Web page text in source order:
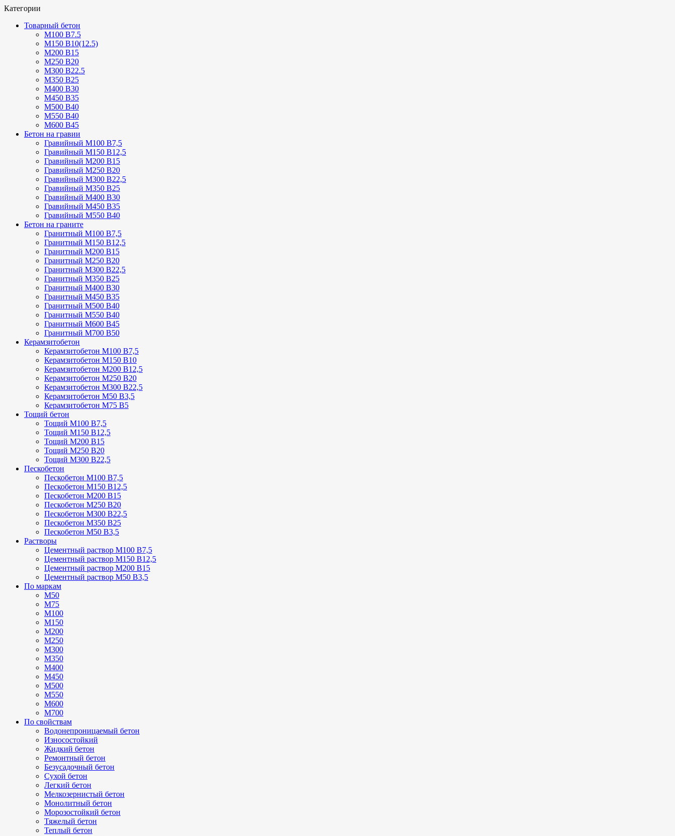
Категории
Товарный бетон
М100 В7.5
М150 В10(12.5)
М200 В15
М250 В20
М300 В22.5
М350 В25
М400 В30
М450 В35
М500 В40
М550 В40
М600 В45
Бетон на гравии
Гравийный М100 В7,5
Гравийный М150 В12,5
Гравийный М200 В15
Гравийный М250 В20
Гравийный М300 В22,5
Гравийный М350 В25
Гравийный М400 В30
Гравийный М450 В35
Гравийный М550 В40
Бетон на граните
Гранитный М100 В7,5
Гранитный М150 В12,5
Гранитный М200 В15
Гранитный М250 В20
Гранитный М300 В22,5
Гранитный М350 В25
Гранитный М400 В30
Гранитный М450 В35
Гранитный М500 В40
Гранитный М550 В40
Гранитный М600 В45
Гранитный М700 В50
Керамзитобетон
Керамзитобетон М100 В7,5
Керамзитобетон М150 В10
Керамзитобетон М200 В12,5
Керамзитобетон М250 В20
Керамзитобетон М300 В22,5
Керамзитобетон М50 В3,5
Керамзитобетон М75 В5
Тощий бетон
Тощий М100 В7,5
Тощий М150 В12,5
Тощий М200 В15
Тощий М250 В20
Тощий М300 В22,5
Пескобетон
Пескобетон М100 В7,5
Пескобетон М150 В12,5
Пескобетон М200 В15
Пескобетон М250 В20
Пескобетон М300 В22,5
Пескобетон М350 В25
Пескобетон М50 В3,5
Растворы
Цементный раствор М100 В7,5
Цементный раствор М150 В12,5
Цементный раствор М200 В15
Цементный раствор М50 В3,5
По маркам
М50
М75
М100
М150
М200
М250
М300
М350
М400
М450
М500
М550
М600
М700
По свойствам
Водонепроницаемый бетон
Износостойкий
Жидкий бетон
Ремонтный бетон
Безусадочный бетон
Сухой бетон
Легкий бетон
Мелкозернистый бетон
Монолитный бетон
Морозостойкий бетон
Тяжелый бетон
Теплый бетон